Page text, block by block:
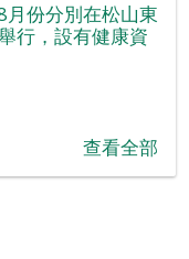
月份分別在松山東
行，設有健康資
查看全部